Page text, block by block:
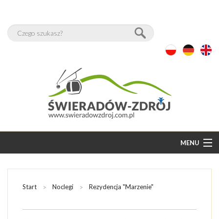
MENU
BAZA NOCLEGÓW
WOLNE POKOJE
Start Noclegi Rezydencja "Marzenie"